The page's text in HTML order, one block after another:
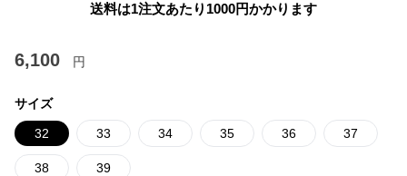
送料は1注文あたり 1000円かかります
6,100 円
サイズ
32 33 34 35 36 37
38 39